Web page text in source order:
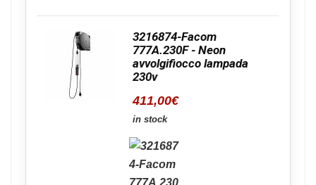
3216874-Facom
777A.230F - Neon
avvolgifiocco lampada
230v
411,00€
in stock